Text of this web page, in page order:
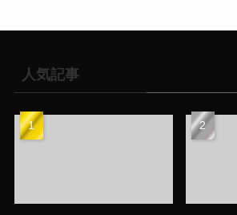
人気記事